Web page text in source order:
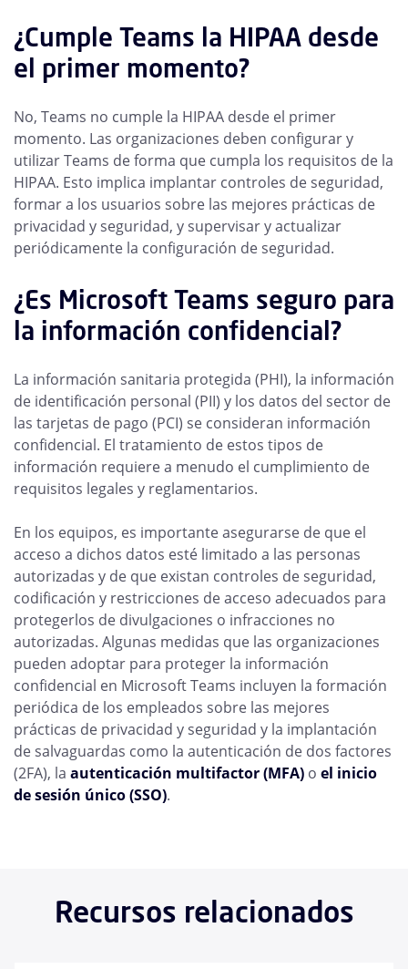
¿Cumple Teams la HIPAA desde
el primer momento?
No, Teams no cumple la HIPAA desde el primer
momento. Las organizaciones deben configurar y
utilizar Teams de forma que cumpla los requisitos de la
HIPAA. Esto implica implantar controles de seguridad,
formar a los usuarios sobre las mejores prácticas de
privacidad y seguridad, y supervisar y actualizar
periódicamente la configuración de seguridad.
¿Es Microsoft Teams seguro para
la información confidencial?
La información sanitaria protegida (PHI), la información
de identificación personal (PII) y los datos del sector de
las tarjetas de pago (PCI) se consideran información
confidencial. El tratamiento de estos tipos de
información requiere a menudo el cumplimiento de
requisitos legales y reglamentarios.
En los equipos, es importante asegurarse de que el
acceso a dichos datos esté limitado a las personas
autorizadas y de que existan controles de seguridad,
codificación y restricciones de acceso adecuados para
protegerlos de divulgaciones o infracciones no
autorizadas. Algunas medidas que las organizaciones
pueden adoptar para proteger la información
confidencial en Microsoft Teams incluyen la formación
periódica de los empleados sobre las mejores
prácticas de privacidad y seguridad y la implantación
de salvaguardas como la autenticación de dos factores
(2FA), la autenticación multifactor (MFA) o el inicio
de sesión único (SSO).
Recursos relacionados